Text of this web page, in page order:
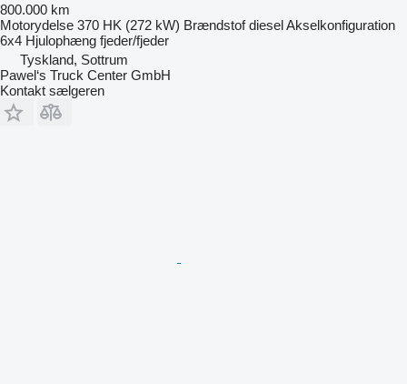
800.000 km
Motorydelse 370 HK (272 kW) Brændstof dieselAkselkonfiguration
6x4 Hjulophæng fjeder/fjeder
Tyskland, Sottrum
Pawel‘s Truck Center GmbH
Kontakt sælgeren